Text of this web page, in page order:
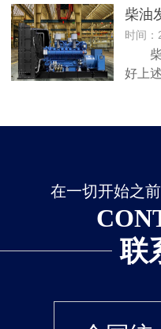
柴油
时间
柴
好上
在一切开始之
联